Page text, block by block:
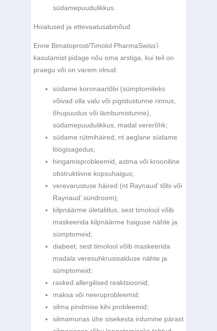
südamepuudulikkus.
Hoiatused ja ettevaatusabinõud
Enne Bimatoprost/Timolol PharmaSwiss’i
kasutamist pidage nõu oma arstiga, kui teil on
praegu või on varem olnud:
südame koronaartõbi (sümptomiteks
võivad olla valu või pigistustunne rinnus,
õhupuudus või lämbumistunne),
südamepuudulikkus, madal vererõhk;
südame rütmihäired, nt aeglane südame
löögisagedus;
hingamisprobleemid, astma või krooniline
obstruktiivne kopsuhaigus;
verevarustuse häired (nt Raynaud’ tõbi või
Raynaud’ sündroom);
kilpnäärme ületalitlus, sest timolool võib
maskeerida kilpnäärme haiguse nähte ja
sümptomeid;
diabeet, sest timolool võib maskeerida
madala veresuhkrusisalduse nähte ja
sümptomeid;
rasked allergilised reaktsioonid;
maksa või neeruprobleemid;
silma pindmise kihi probleemid;
silmamunas ühe sisekesta irdumine pärast